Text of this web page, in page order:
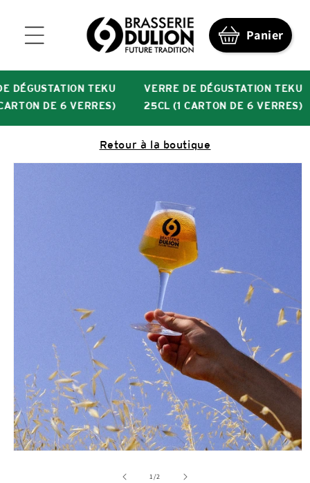
au
contenu
Panier
DÉGUSTATION TEKU
DE 6 VERRES)
VERRE DE DÉGUSTATION TEKU
25CL (1 CARTON DE 6 VERRES)
Retour à la boutique
Passer aux
1/de
2